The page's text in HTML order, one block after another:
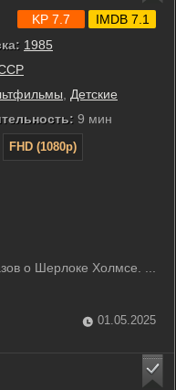
1985
, Детские
9 мин
FHD (1080p)
KP 7.7 IMDB 7.1
о Шерлоке Холмсе. ...
01.05.2025